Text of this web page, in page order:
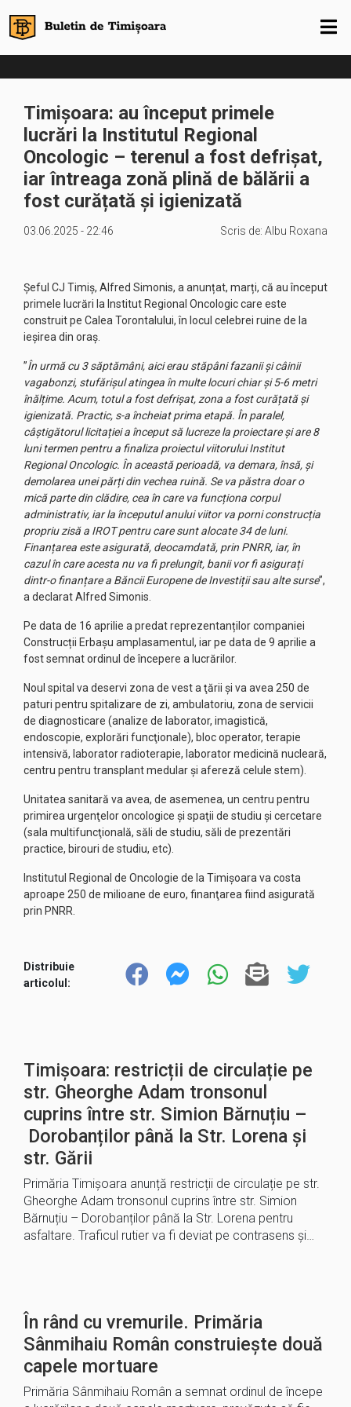
Timișoara: au început primele
lucrări la Institutul Regional
Oncologic – terenul a fost defrișat,
iar întreaga zonă plină de bălării a
fost curățată și igienizată
03.06.2025 - 22:46 Scris de: Albu Roxana
Șeful CJ Timiș, Alfred Simonis, a anunțat, marți, că au început
primele lucrări la Institut Regional Oncologic care este
construit pe Calea Torontalului, în locul celebrei ruine de la
ieșirea din oraș.
”În urmă cu 3 săptămâni, aici erau stăpâni fazanii și câinii
vagabonzi, stufărișul atingea în multe locuri chiar și 5-6 metri
înălțime. Acum, totul a fost defrișat, zona a fost curățată și
igienizată. Practic, s-a încheiat prima etapă. În paralel,
câștigătorul licitației a început să lucreze la proiectare și are 8
luni termen pentru a finaliza proiectul viitorului Institut
Regional Oncologic. În această perioadă, va demara, însă, și
demolarea unei părți din vechea ruină. Se va păstra doar o
mică parte din clădire, cea în care va funcționa corpul
administrativ, iar la începutul anului viitor va porni construcția
propriu zisă a IROT pentru care sunt alocate 34 de luni.
Finanțarea este asigurată, deocamdată, prin PNRR, iar, în
cazul în care acesta nu va fi prelungit, banii vor fi asigurați
dintr-o finanțare a Băncii Europene de Investiții sau alte surse”,
a declarat Alfred Simonis.
Pe data de 16 aprilie a predat reprezentanților companiei
Construcții Erbaşu amplasamentul, iar pe data de 9 aprilie a
fost semnat ordinul de începere a lucrărilor.
Noul spital va deservi zona de vest a ţării şi va avea 250 de
paturi pentru spitalizare de zi, ambulatoriu, zona de servicii
de diagnosticare (analize de laborator, imagistică,
endoscopie, explorări funcţionale), bloc operator, terapie
intensivă, laborator radioterapie, laborator medicină nucleară,
centru pentru transplant medular şi afereză celule stem).
Unitatea sanitară va avea, de asemenea, un centru pentru
primirea urgenţelor oncologice şi spaţii de studiu şi cercetare
(sala multifuncţională, săli de studiu, săli de prezentări
practice, birouri de studiu, etc).
Institutul Regional de Oncologie de la Timişoara va costa
aproape 250 de milioane de euro, finanţarea fiind asigurată
prin PNRR.
Distribuie
articolul:
Timișoara: restricții de circulație pe
str. Gheorghe Adam tronsonul
cuprins între str. Simion Bărnuțiu –
Dorobanților până la Str. Lorena și
str. Gării
Primăria Timișoara anunță restricții de circulație pe str.
Gheorghe Adam tronsonul cuprins între str. Simion
Bărnuțiu – Dorobanților până la Str. Lorena pentru
asfaltare. Traficul rutier va fi deviat pe contrasens și…
În rând cu vremurile. Primăria
Sânmihaiu Român construiește două
capele mortuare
Primăria Sânmihaiu Român a semnat ordinul de începe